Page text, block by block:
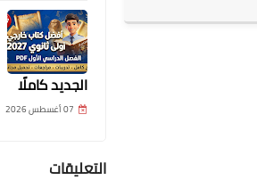
الجديد كاملًا
07 أغسطس 2026
التعليقات